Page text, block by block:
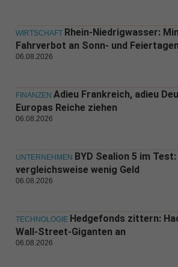
WIRTSCHAFT Rhein-Niedrigwasser:
Fahrverbot an Sonn- und
06.08.2026
FINANZEN Adieu Frankreich, adieu
Europas Reiche ziehen
06.08.2026
UNTERNEHMEN BYD Sealion 5 im
vergleichsweise wenig Geld
06.08.2026
TECHNOLOGIE Hedgefonds zittern:
Wall-Street-Giganten an
06.08.2026